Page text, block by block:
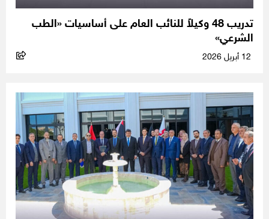
تدريب 48 وكيلاً للنائب العام على أساسيات «الطب
الشرعي»